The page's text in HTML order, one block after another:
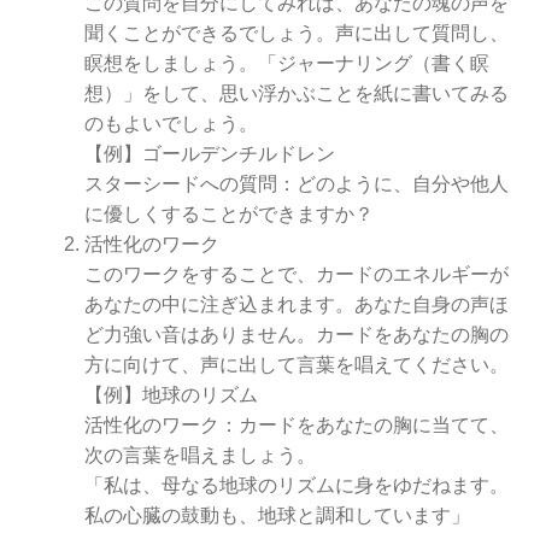
聞くことができるでしょう。声に出して質問し、
瞑想をしましょう。「ジャーナリング（書く瞑
想）」をして、思い浮かぶことを紙に書いてみる
のもよいでしょう。
【例】ゴールデンチルドレン
スターシードへの質問：どのように、自分や他人
に優しくすることができますか？
活性化のワーク
このワークをすることで、カードのエネルギーが
あなたの中に注ぎ込まれます。あなた自身の声ほ
ど力強い音はありません。カードをあなたの胸の
方に向けて、声に出して言葉を唱えてください。
【例】地球のリズム
活性化のワーク：カードをあなたの胸に当てて、
次の言葉を唱えましょう。
「私は、母なる地球のリズムに身をゆだねます。
私の心臓の鼓動も、地球と調和しています」